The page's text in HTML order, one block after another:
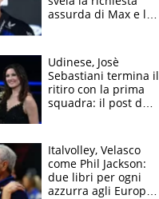
assurda di Max e lo
McLaren siano
meglio?”
Udinese, Josè
Sebastiani termina il
ritiro con la prima
squadra: il post del
sfondo
Italvolley, Velasco
come Phil Jackson:
due libri per ogni
azzurra agli Europei.